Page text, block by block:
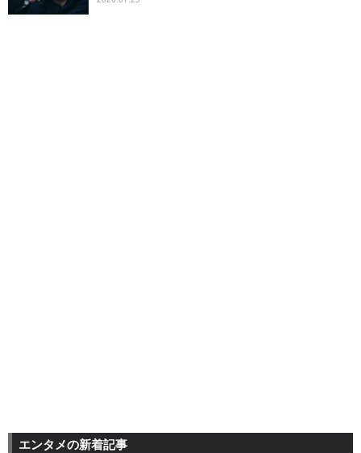
エンタメの新着記事